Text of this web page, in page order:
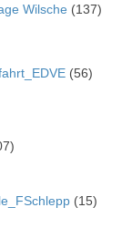
Wilsche (137)
(56)
(15)